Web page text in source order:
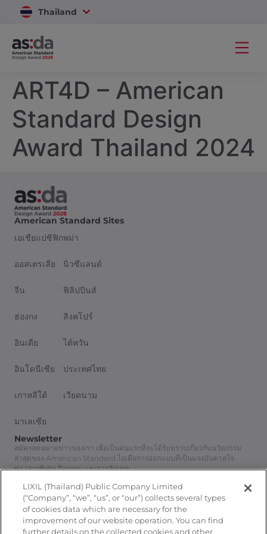
Thailand
Vietnam
ART4D – American
Standard Design
Award Thailand 2024
American Standard Sites
เอเชียแปซิฟิก
ออสเตรเลีย
จีน
ฮ่องกง
อินเดีย
อินโดนีเซีย
เกาหลีใต้
มาเลเซีย
พม่า
นิวซีแลนด์
ฟิลิปปินส์
สิงคโปร์
ไต้หวัน
ประเทศไทย
เวียดนาม
Newsletter
สมัครจดหมายข่าวของเรา เพื่อเป็นคนแรกที่จะได้รับทราบเกี่ยวกับนวัตกรรม
ล่าสุดของ American Standard ไอเดียการออกแบบที่เป็นแรงบันดาลใจ
ข่าวสารพิเศษ กิจกรรม และการอัปเดต
สมัครสมาชิก
Follow Us
LIXIL (Thailand) Public Company Limited
(“Company”, “we”, “us”, or “our”) collects several types
of cookies data which are necessary for the
improvement of our website operation. You can find
further details on the collected cookies and other